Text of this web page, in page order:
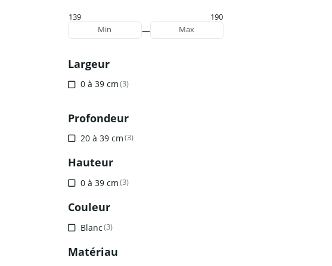
—
139 190
Largeur
0 à 39 cm(3)
Profondeur
20 à 39 cm(3)
Hauteur
0 à 39 cm(3)
Couleur
Blanc(3)
Matériau